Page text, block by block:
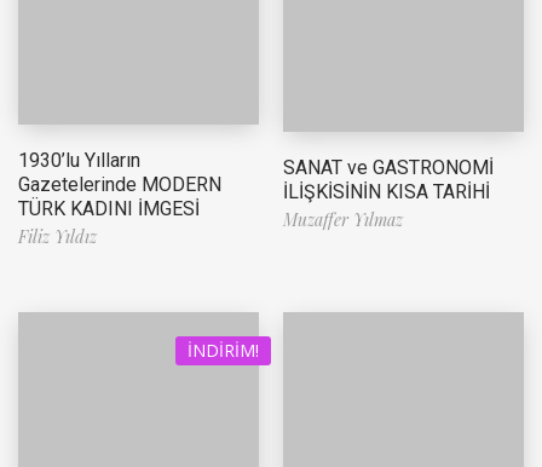
1930’lu Yılların
Gazetelerinde MODERN
TÜRK KADINI İMGESİ
Filiz Yıldız
SANAT ve GASTRONOMİ
İLİŞKİSİNİN KISA TARİHİ
Muzaffer Yılmaz
İNDIRIM!